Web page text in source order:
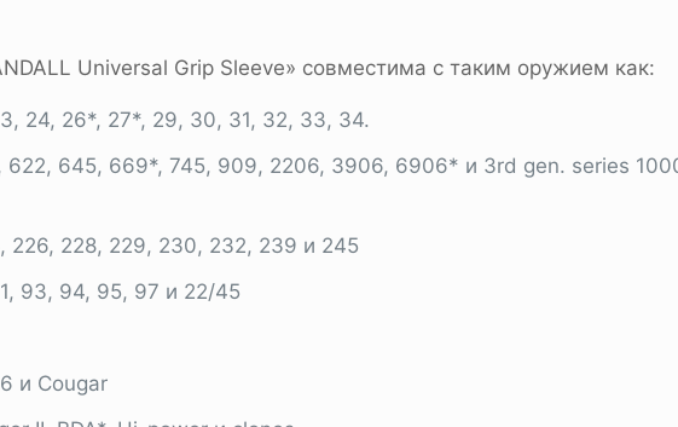
Universal Grip Sleeve» совместима с таким оружием как:
24, 26*, 27*, 29, 30, 31, 32, 33, 34.
622, 645, 669*, 745, 909, 2206, 3906, 6906* и 3rd gen. series
226, 228, 229, 230, 232, 239 и 245
93, 94, 95, 97 и 22/45
и Cougar